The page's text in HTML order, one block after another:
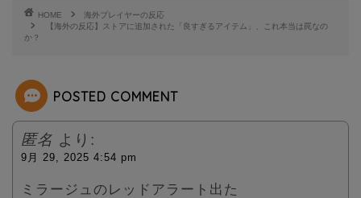
HOME
海外プレイヤーの反応
【海外の反応】ストアに追加された「良すぎるアイテム」、これ本当は罠なの
か？
POSTED COMMENT
匿名 より:
9月 29, 2025 4:54 pm
ミラージュのレッドアラート出た